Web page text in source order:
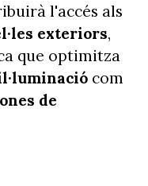
l'accés als
exteriors,
que optimitza
com
de